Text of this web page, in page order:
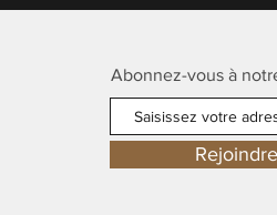
Abonnez-vous à
Rejoindre